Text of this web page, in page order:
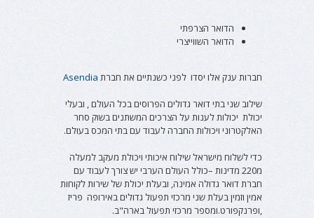
הדואר הצרפתי
הדואר השווייצרי
חברות ענק אלו יסדו לפני כשנתיים את חברת Asendia
שילוב שני בתי דואר גדולים הפרוסים בכל העולם , ובעלי
יכולת יכולות לענות על הצרכים המשתנים בשוק סחר
האלקטרוני ויכולות החברה לעבוד עם בתי המכס בעולם.
כדי לשלוח מישראל שילוח איכותי ויכולת מעקב למעלה
מ220 מדינות –כולל העולם הערבי יש צורך לעבוד עם
חברת דואר גדולה אמינה, ובעלת יכולת של שירות לקוחות
אמין וזמין בעלת שני מרכזי תפעול גדולים באירופה פריז
,ופרנקפורט.ומספר מרכזי תפעול בארה"ב.